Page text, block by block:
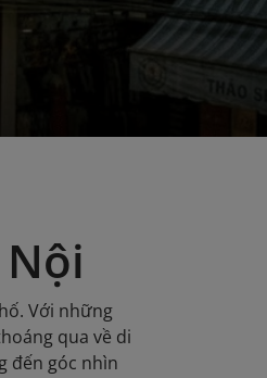
Với những
qua về di
đến góc nhìn